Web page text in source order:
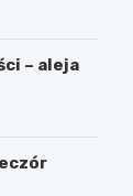
– aleja